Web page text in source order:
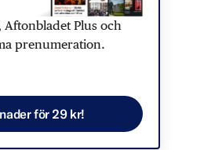
Aftonbladet Plus och
prenumeration.
för 29 kr!